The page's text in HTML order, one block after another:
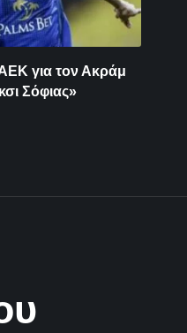
για τον Ακράμ
Σόφιας»